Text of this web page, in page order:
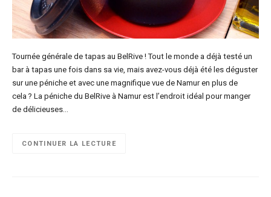
Tournée générale de tapas au BelRive ! Tout le monde a déjà testé un
bar à tapas une fois dans sa vie, mais avez-vous déjà été les déguster
sur une péniche et avec une magnifique vue de Namur en plus de
cela ? La péniche du BelRive à Namur est l’endroit idéal pour manger
de délicieuses…
CONTINUER LA LECTURE